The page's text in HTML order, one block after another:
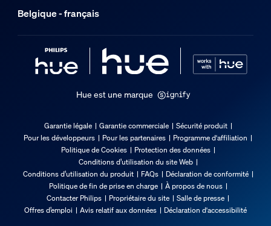
Belgique - français
Hue est une marque
Garantie légale Garantie commerciale
Sécurité produit
Pour les développeurs
Pour les partenaires
Programme d'affiliation
Politique de Cookies
Protection des données
Conditions d’utilisation du site Web
Conditions d’utilisation du produit
FAQs
Déclaration de conformité
Politique de fin de prise en charge
À propos de nous
Contacter Philips
Propriétaire du site
Salle de presse
Offres d’emploi
Avis relatif aux données Déclaration d'accessibilité